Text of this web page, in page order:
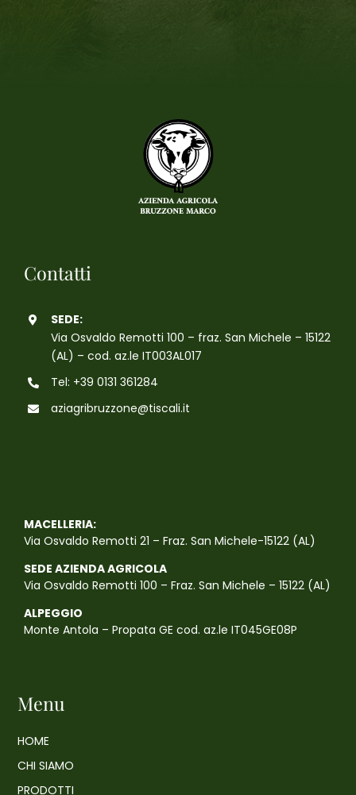
Contatti
SEDE:
Via Osvaldo Remotti 100 – fraz. San Michele – 15122
(AL) – cod. az.le IT003AL017
Tel: +39 0131 361284
aziagribruzzone@tiscali.it
MACELLERIA:
Via Osvaldo Remotti 21 – Fraz. San Michele-15122 (AL)
SEDE AZIENDA AGRICOLA
Via Osvaldo Remotti 100 – Fraz. San Michele – 15122 (AL)
ALPEGGIO
Monte Antola – Propata GE cod. az.le IT045GE08P
Menu
HOME
CHI SIAMO
PRODOTTI